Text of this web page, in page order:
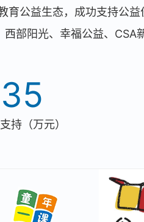
公益生态，成功支持公益
部阳光、幸福公益、CSA
35
持（万元）